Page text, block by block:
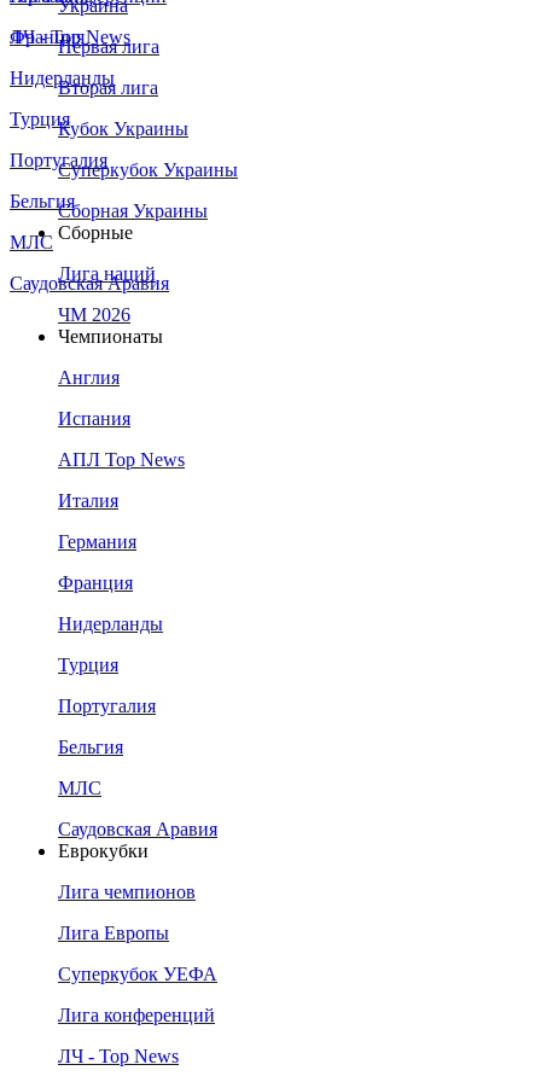
Франция
Нидерланды
Турция
Португалия
Бельгия
МЛС
Саудовская Аравия
ЛЧ - Top News
Украина
Первая лига
Вторая лига
Кубок Украины
Суперкубок Украины
Сборная Украины
Сборные
Лига наций
ЧМ 2026
Чемпионаты
Англия
Испания
АПЛ Top News
Италия
Германия
Франция
Нидерланды
Турция
Португалия
Бельгия
МЛС
Саудовская Аравия
Еврокубки
Лига чемпионов
Лига Европы
Суперкубок УЕФА
Лига конференций
ЛЧ - Top News